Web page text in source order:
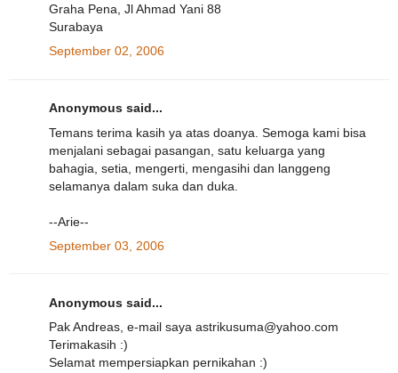
Graha Pena, Jl Ahmad Yani 88
Surabaya
September 02, 2006
Anonymous said...
Temans terima kasih ya atas doanya. Semoga kami bisa
menjalani sebagai pasangan, satu keluarga yang
bahagia, setia, mengerti, mengasihi dan langgeng
selamanya dalam suka dan duka.
--Arie--
September 03, 2006
Anonymous said...
Pak Andreas, e-mail saya astrikusuma@yahoo.com
Terimakasih :)
Selamat mempersiapkan pernikahan :)